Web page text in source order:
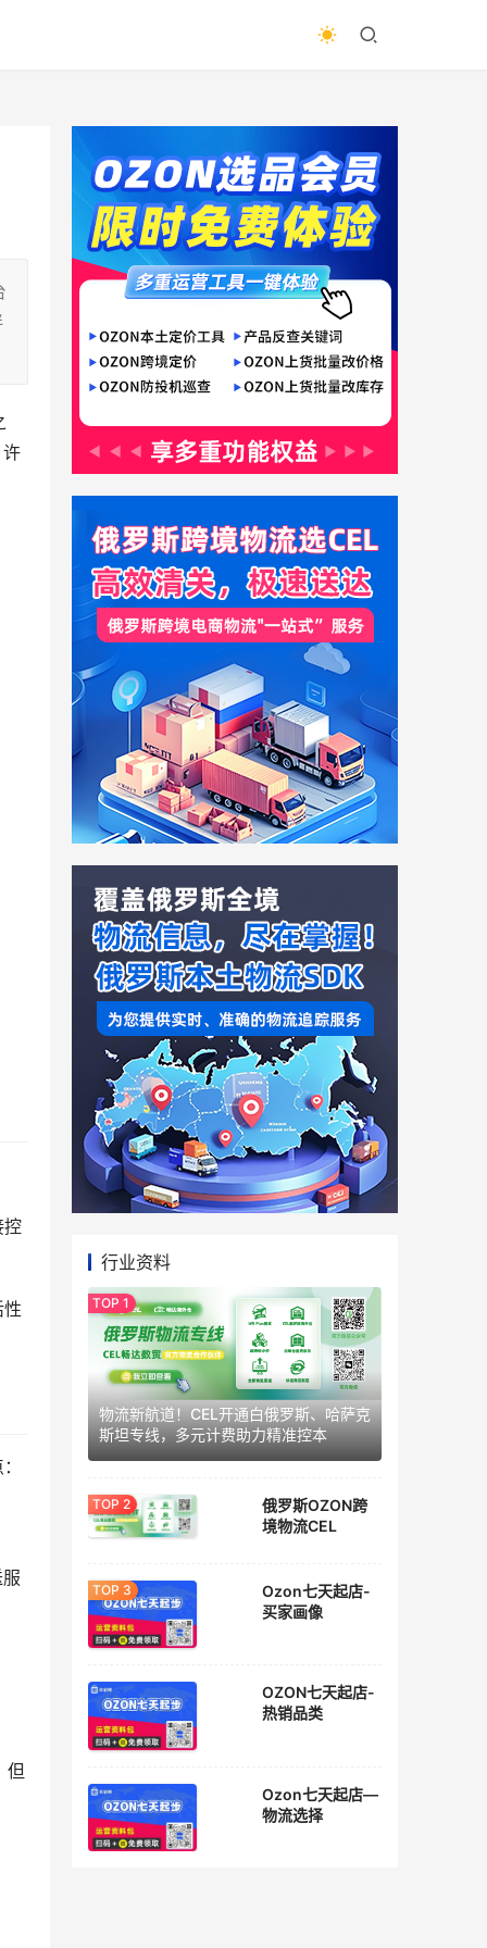
控
性
但
行业资料
物流新航道！CEL开通白俄罗斯、哈萨克
斯坦专线，多元计费助力精准控本
俄罗斯OZON跨
境物流CEL
Ozon七天起店-
买家画像
OZON七天起店-
热销品类
Ozon七天起店—
物流选择